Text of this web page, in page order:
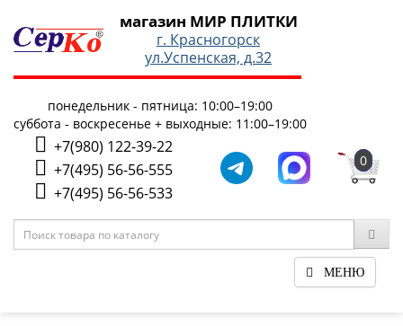
магазин МИР ПЛИТКИ
г. Красногорск
ул.Успенская, д.32
понедельник - пятница: 10:00–19:00
суббота - воскресенье + выходные: 11:00–19:00
+7(980) 122-39-22
+7(495) 56-56-555
+7(495) 56-56-533
0
МЕНЮ